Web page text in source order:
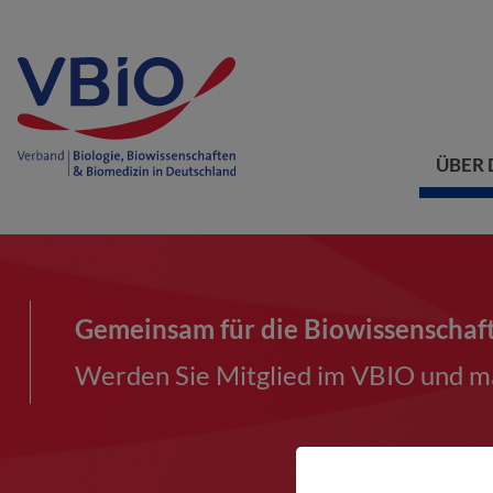
ÜBER
Gemeinsam für die
Werden Sie Mitglied im VBIO und